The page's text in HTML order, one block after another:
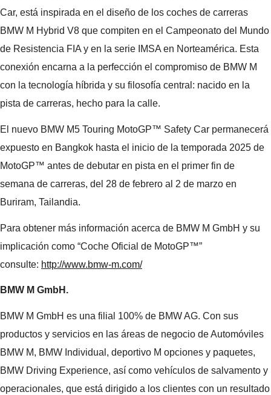
Car, está inspirada en el diseño de los coches de carreras
BMW M Hybrid V8 que compiten en el Campeonato del Mundo
de Resistencia FIA y en la serie IMSA en Norteamérica. Esta
conexión encarna a la perfección el compromiso de BMW M
con la tecnología híbrida y su filosofía central: nacido en la
pista de carreras, hecho para la calle.
El nuevo BMW M5 Touring MotoGP™ Safety Car permanecerá
expuesto en Bangkok hasta el inicio de la temporada 2025 de
MotoGP™ antes de debutar en pista en el primer fin de
semana de carreras, del 28 de febrero al 2 de marzo en
Buriram, Tailandia.
Para obtener más información acerca de BMW M GmbH y su
implicación como “Coche Oficial de MotoGP™”
consulte: http://www.bmw-m.com/
BMW M GmbH.
BMW M GmbH es una filial 100% de BMW AG. Con sus
productos y servicios en las áreas de negocio de Automóviles
BMW M, BMW Individual, deportivo M opciones y paquetes,
BMW Driving Experience, así como vehículos de salvamento y
operacionales, que está dirigido a los clientes con un resultado